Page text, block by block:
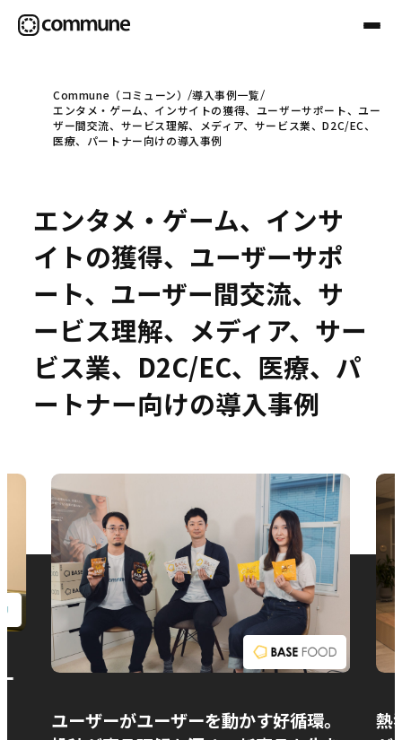
Communeについて
事例
セミナー
お役立ち情報
Commune（コミューン）
導入事例一覧
エンタメ・ゲーム、インサイトの獲得、ユーザーサポート、ユー
ザー間交流、サービス理解、メディア、サービス業、D2C/EC、
医療、パートナー向けの導入事例
エンタメ・ゲーム、インサ
イトの獲得、ユーザーサポ
ート、ユーザー間交流、サ
ービス理解、メディア、サー
ビス業、D2C/EC、医療、パ
ートナー向けの導入事例
ユーザーがユーザーを動かす好循環。
熱